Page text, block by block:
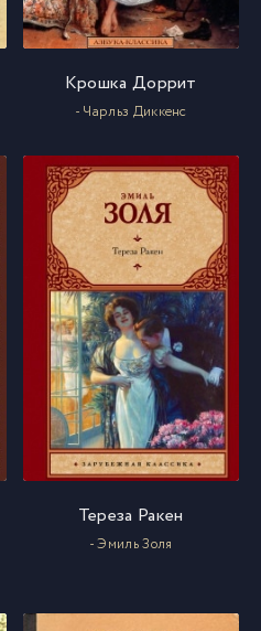
Крошка Доррит
- Чарльз Диккенс
Тереза Ракен
- Эмиль Золя